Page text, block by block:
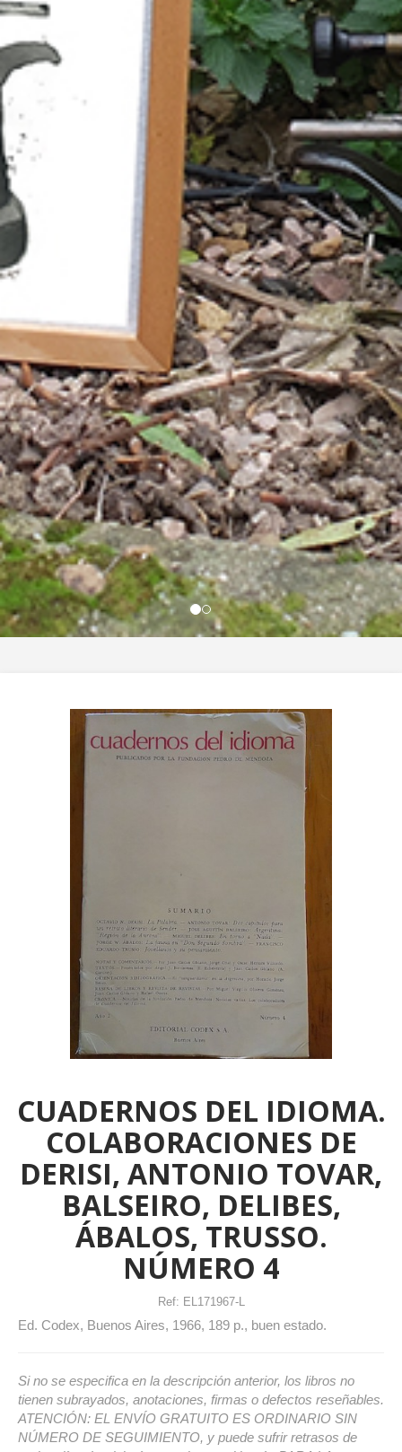
CUADERNOS DEL IDIOMA.
COLABORACIONES DE
DERISI, ANTONIO TOVAR,
BALSEIRO, DELIBES,
ÁBALOS, TRUSSO.
NÚMERO 4
Ref: EL171967-L
Ed. Codex, Buenos Aires, 1966, 189 p., buen estado.
Si no se especifica en la descripción anterior, los libros no
tienen subrayados, anotaciones, firmas o defectos reseñables.
ATENCIÓN: EL ENVÍO GRATUITO ES ORDINARIO SIN
NÚMERO DE SEGUIMIENTO, y puede sufrir retrasos de